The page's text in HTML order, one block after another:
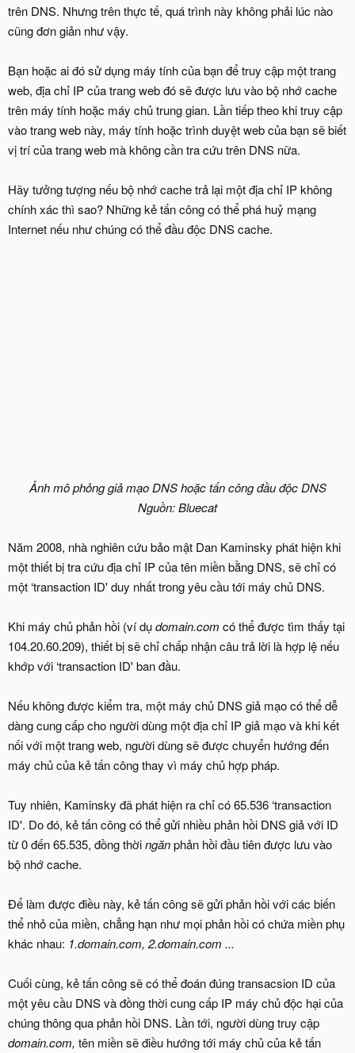
trên DNS. Nhưng trên thực tế, quá trình này không phải lúc nào
cũng đơn giản như vậy.
Bạn hoặc ai đó sử dụng máy tính của bạn để truy cập một trang
web, địa chỉ IP của trang web đó sẽ được lưu vào bộ nhớ cache
trên máy tính hoặc máy chủ trung gian. Lần tiếp theo khi truy cập
vào trang web này, máy tính hoặc trình duyệt web của bạn sẽ biết
vị trí của trang web mà không cần tra cứu trên DNS nữa.
Hãy tưởng tượng nếu bộ nhớ cache trả lại một địa chỉ IP không
chính xác thì sao? Những kẻ tấn công có thể phá huỷ mạng
Internet nếu như chúng có thể đầu độc DNS cache.
Ảnh mô phỏng giả mạo DNS hoặc tấn công đầu độc DNS
Nguồn: Bluecat
Năm 2008, nhà nghiên cứu bảo mật Dan Kaminsky phát hiện khi
một thiết bị tra cứu địa chỉ IP của tên miền bằng DNS, sẽ chỉ có
một ‘transaction ID' duy nhất trong yêu cầu tới máy chủ DNS.
Khi máy chủ phản hồi (ví dụdomain.com có thể được tìm thấy tại
104.20.60.209), thiết bị sẽ chỉ chấp nhận câu trả lời là hợp lệ nếu
khớp với ‘transaction ID' ban đầu.
Nếu không được kiểm tra, một máy chủ DNS giả mạo có thể dễ
dàng cung cấp cho người dùng một địa chỉ IP giả mạo và khi kết
nối với một trang web, người dùng sẽ được chuyển hướng đến
máy chủ của kẻ tấn công thay vì máy chủ hợp pháp.
Tuy nhiên, Kaminsky đã phát hiện ra chỉ có 65.536 ‘transaction
ID'. Do đó, kẻ tấn công có thể gửi nhiều phản hồi DNS giả với ID
từ 0 đến 65.535, đồng thờingănphản hồi đầu tiên được lưu vào
bộ nhớ cache.
Để làm được điều này, kẻ tấn công sẽ gửi phản hồi với các biến
thể nhỏ của miền, chẳng hạn như mọi phản hồi có chứa miền phụ
khác nhau: 1.domain.com, 2.domain.com ...
Cuối cùng, kẻ tấn công sẽ có thể đoán đúng transacsion ID của
một yêu cầu DNS và đồng thời cung cấp IP máy chủ độc hại của
chúng thông qua phản hồi DNS. Lần tới, người dùng truy cập
domain.com, tên miền sẽ điều hướng tới máy chủ của kẻ tấn